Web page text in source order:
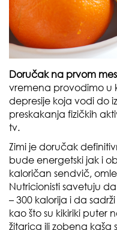
Doručak na prvom
vremena provodimo u
depresije koja vodi do
preskakanja fizičkih
tv.
Zimi je doručak
bude energetski jak i
kaloričan sendvič,
Nutricionisti savetuju
– 300 kalorija i da
kao što su kikiriki puter
žitarica ili zobena kaša